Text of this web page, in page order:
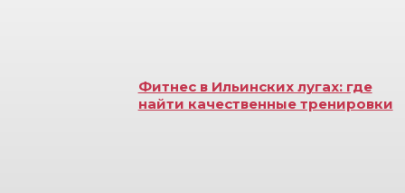
Фитнес в Ильинских лугах: где
найти качественные тренировки